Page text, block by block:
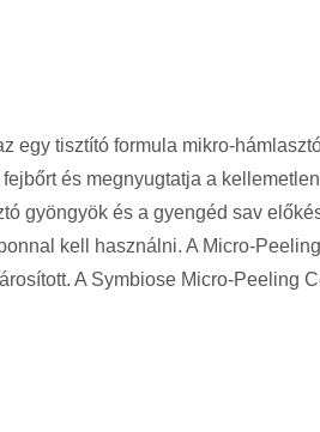
tisztító formula mikro-
és megnyugtatja a
gyöngyök és a gyengéd sav
kell használni. A Micro-
A Symbiose Micro-Peeling